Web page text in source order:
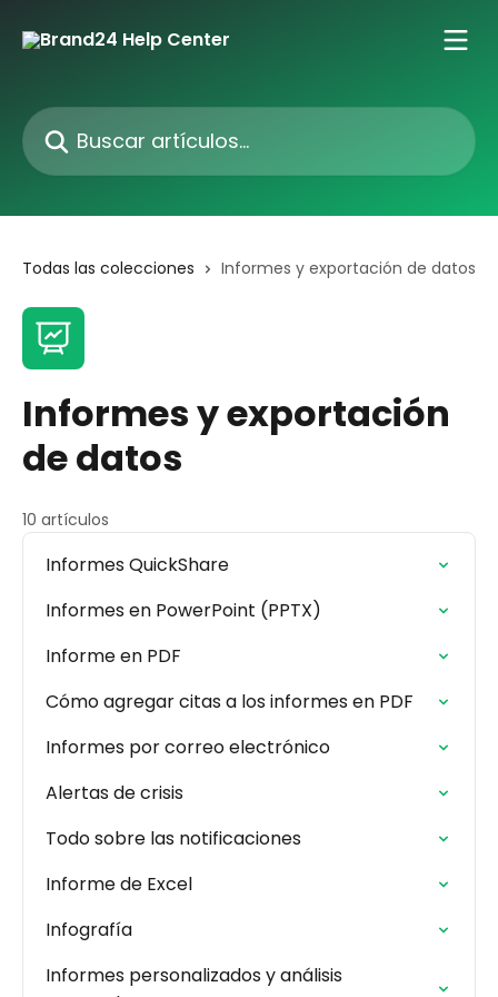
Buscar artículos...
Todas las colecciones Informes y exportación de datos
Informes y exportación
de datos
10 artículos
Informes QuickShare
Informes en PowerPoint (PPTX)
Informe en PDF
Cómo agregar citas a los informes en PDF
Informes por correo electrónico
Alertas de crisis
Todo sobre las notificaciones
Informe de Excel
Infografía
Informes personalizados y análisis